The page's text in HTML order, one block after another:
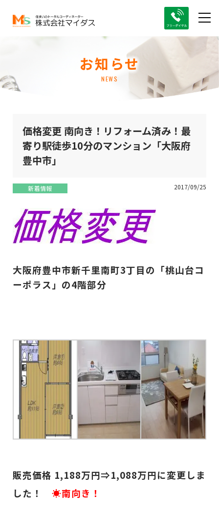
お知らせ
NEWS
価格変更 南向き！リフォーム済み！最
寄り駅徒歩10分のマンション「大阪府
豊中市」
新着情報 2017/09/25
大阪府豊中市新千里南町3丁目の「桃山台コ
ーポラス」の4階部分
販売価格 1,188万円⇒1,088万円に変更しま
した！
☀南向き！